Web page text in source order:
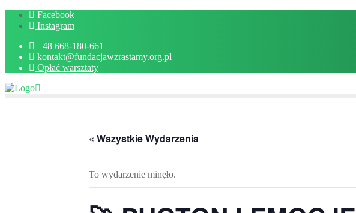
Skip
Facebook
Instagram
+48 668-180-661
kontakt@fundacjawzrastamy.org.pl
Opłać warsztaty
« Wszystkie Wydarzenia
To wydarzenie minęło.